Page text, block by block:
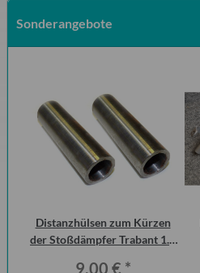
Sonderangebote
Distanzhülsen zum Kürzen
der Stoßdämpfer Trabant 1.1
9,00 € *